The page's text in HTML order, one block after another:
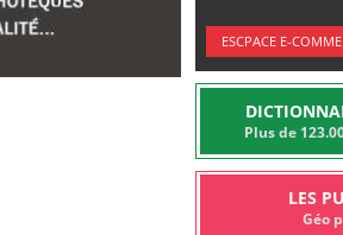
ESCPACE E-
Plus de
LES
Géo